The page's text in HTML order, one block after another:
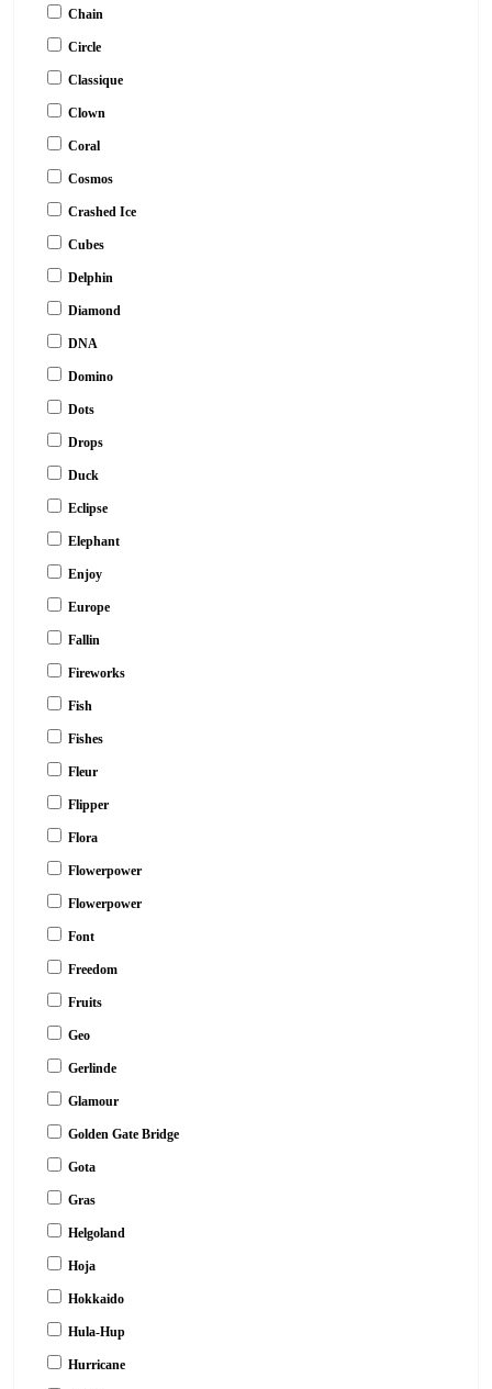
Chain
Circle
Classique
Clown
Coral
Cosmos
Crashed Ice
Cubes
Delphin
Diamond
DNA
Domino
Dots
Drops
Duck
Eclipse
Elephant
Enjoy
Europe
Fallin
Fireworks
Fish
Fishes
Fleur
Flipper
Flora
Flowerpower
Flowerpower
Font
Freedom
Fruits
Geo
Gerlinde
Glamour
Golden Gate Bridge
Gota
Gras
Helgoland
Hoja
Hokkaido
Hula-Hup
Hurricane